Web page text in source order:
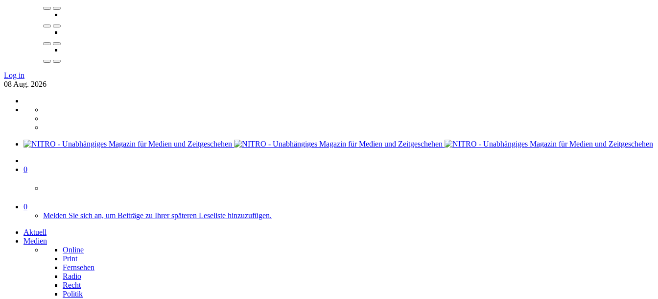
Log in
08 Aug. 2026
0
0
Melden Sie sich an, um Beiträge zu Ihrer späteren Leseliste hinzuzufügen.
Aktuell
Medien
Online
Print
Fernsehen
Radio
Recht
Politik